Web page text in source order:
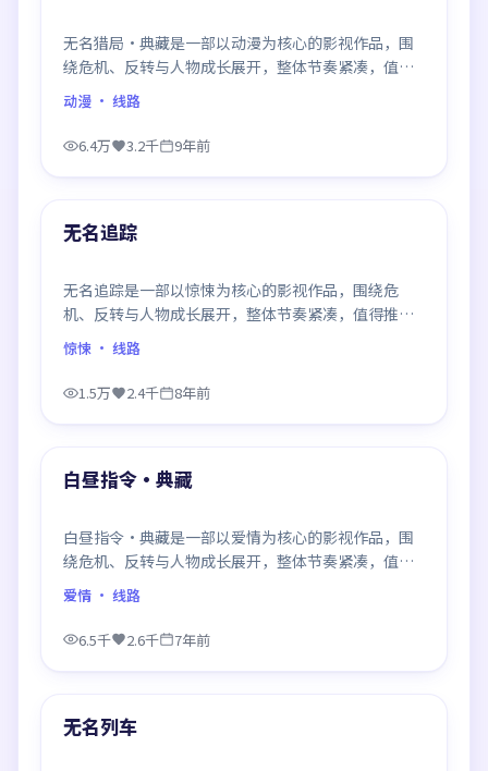
无名猎局·典藏是一部以动漫为核心的影视作品，围
绕危机、反转与人物成长展开，整体节奏紧凑，值得
推荐观看。
动漫 · 线路
6.4万 3.2千 9年前
最新
无名追踪
无名追踪是一部以惊悚为核心的影视作品，围绕危
机、反转与人物成长展开，整体节奏紧凑，值得推荐
观看。
惊悚 · 线路
1.5万 2.4千 8年前
最新
白昼指令·典藏
白昼指令·典藏是一部以爱情为核心的影视作品，围
绕危机、反转与人物成长展开，整体节奏紧凑，值得
推荐观看。
爱情 · 线路
6.5千 2.6千 7年前
最新
无名列车